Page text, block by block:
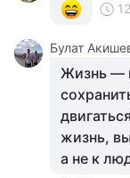
Булат
Жизнь —
жизнь,
а не к